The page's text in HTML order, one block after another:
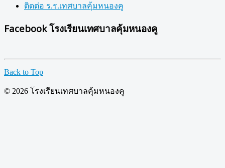
ติดต่อ ร.ร.เทศบาลคุ้มหนองคู
Facebook โรงเรียนเทศบาลคุ้มหนองคู
Back to Top
© 2026 โรงเรียนเทศบาลคุ้มหนองคู